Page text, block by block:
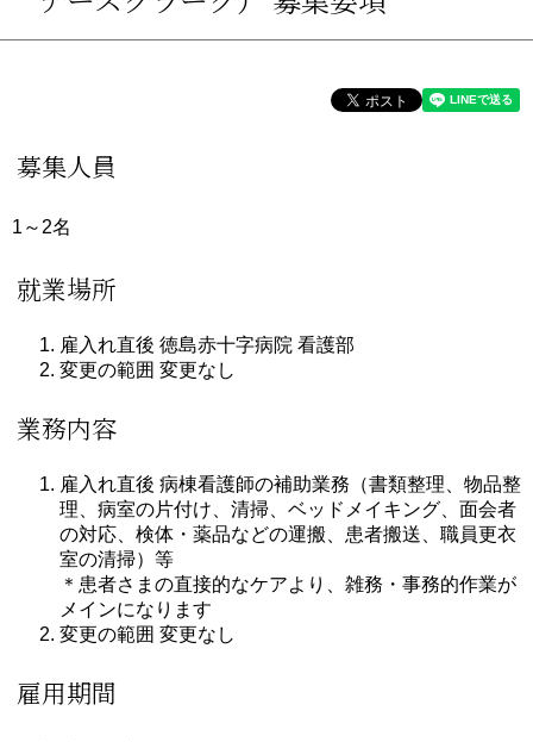
募集人員
1～2名
就業場所
雇入れ直後 徳島赤十字病院 看護部
変更の範囲 変更なし
業務内容
雇入れ直後 病棟看護師の補助業務（書類整理、物品整
理、病室の片付け、清掃、ベッドメイキング、面会者
の対応、検体・薬品などの運搬、患者搬送、職員更衣
室の清掃）等
＊患者さまの直接的なケアより、雑務・事務的作業が
メインになります
変更の範囲 変更なし
雇用期間